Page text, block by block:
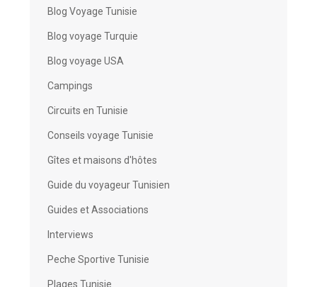
Blog Voyage Tunisie
Blog voyage Turquie
Blog voyage USA
Campings
Circuits en Tunisie
Conseils voyage Tunisie
Gîtes et maisons d'hôtes
Guide du voyageur Tunisien
Guides et Associations
Interviews
Peche Sportive Tunisie
Plages Tunisie